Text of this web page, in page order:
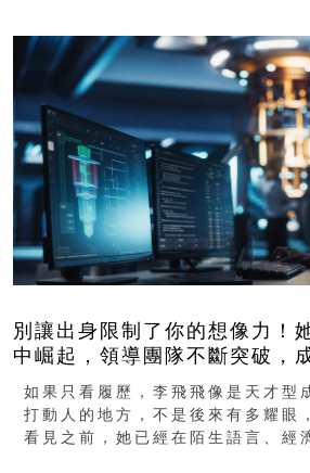
別讓出身限制了你的想像力！
中崛起，領導團隊不斷突破，
「教母」？
如果只看履歷，李飛飛像是天才型
打動人的地方，不是後來有多耀眼
看見之前，她已經在陌生語言、經